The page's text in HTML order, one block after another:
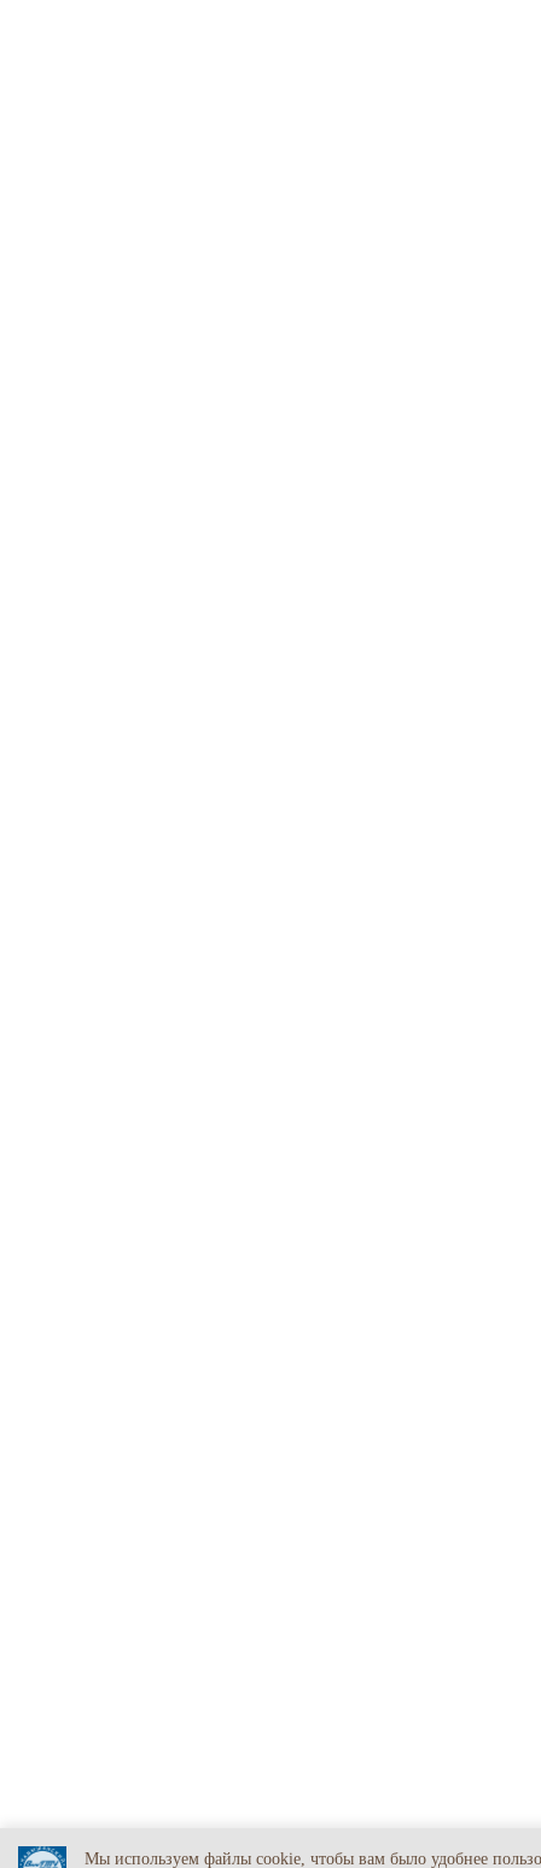
Мы используем файлы cookie, чтобы вам было удобнее